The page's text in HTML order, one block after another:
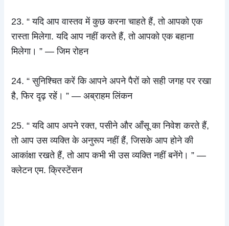
23. “ यदि आप वास्तव में कुछ करना चाहते हैं, तो आपको एक
रास्ता मिलेगा. यदि आप नहीं करते हैं, तो आपको एक बहाना
मिलेगा। ” — जिम रोहन
24. “ सुनिश्चित करें कि आपने अपने पैरों को सही जगह पर रखा
है, फिर दृढ़ रहें। ” — अब्राहम लिंकन
25. “ यदि आप अपने रक्त, पसीने और आँसू का निवेश करते हैं,
तो आप उस व्यक्ति के अनुरूप नहीं हैं, जिसके आप होने की
आकांक्षा रखते हैं, तो आप कभी भी उस व्यक्ति नहीं बनेंगे। ” —
क्लेटन एम. क्रिस्टेंसन